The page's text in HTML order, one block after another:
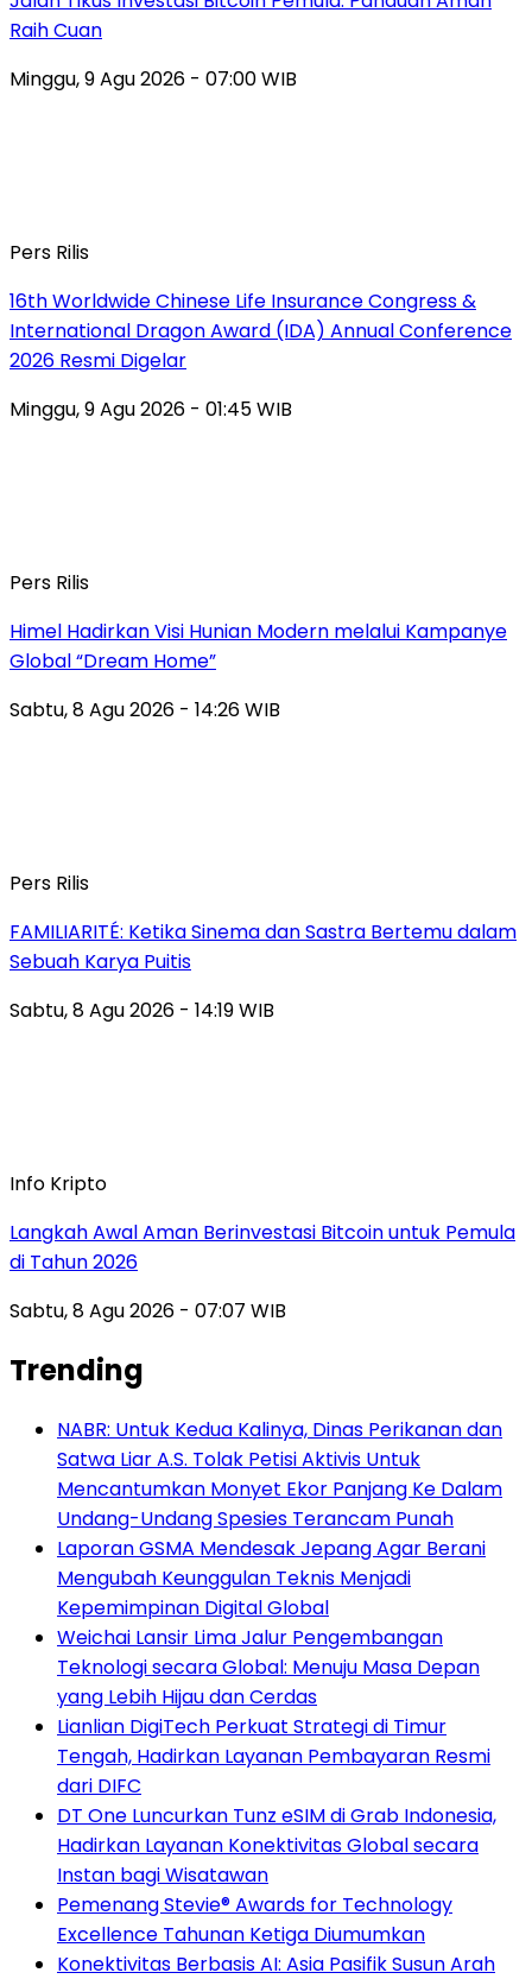
Raih Cuan
Minggu, 9 Agu 2026 - 07:00 WIB
Pers Rilis
16th Worldwide Chinese Life Insurance Congress &
International Dragon Award (IDA) Annual Conference
2026 Resmi Digelar
Minggu, 9 Agu 2026 - 01:45 WIB
Pers Rilis
Himel Hadirkan Visi Hunian Modern melalui Kampanye
Global “Dream Home”
Sabtu, 8 Agu 2026 - 14:26 WIB
Pers Rilis
FAMILIARITÉ: Ketika Sinema dan Sastra Bertemu dalam
Sebuah Karya Puitis
Sabtu, 8 Agu 2026 - 14:19 WIB
Info Kripto
Langkah Awal Aman Berinvestasi Bitcoin untuk Pemula
di Tahun 2026
Sabtu, 8 Agu 2026 - 07:07 WIB
Trending
NABR: Untuk Kedua Kalinya, Dinas Perikanan dan
Satwa Liar A.S. Tolak Petisi Aktivis Untuk
Mencantumkan Monyet Ekor Panjang Ke Dalam
Undang-Undang Spesies Terancam Punah
Laporan GSMA Mendesak Jepang Agar Berani
Mengubah Keunggulan Teknis Menjadi
Kepemimpinan Digital Global
Weichai Lansir Lima Jalur Pengembangan
Teknologi secara Global: Menuju Masa Depan
yang Lebih Hijau dan Cerdas
Lianlian DigiTech Perkuat Strategi di Timur
Tengah, Hadirkan Layanan Pembayaran Resmi
dari DIFC
DT One Luncurkan Tunz eSIM di Grab Indonesia,
Hadirkan Layanan Konektivitas Global secara
Instan bagi Wisatawan
Pemenang Stevie® Awards for Technology
Excellence Tahunan Ketiga Diumumkan
Konektivitas Berbasis AI: Asia Pasifik Susun Arah